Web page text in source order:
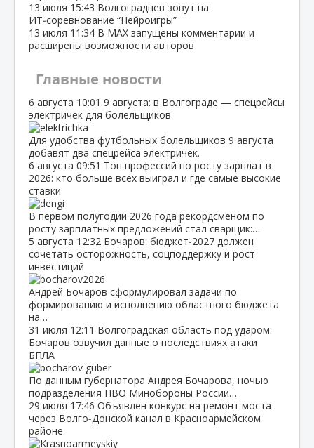
13 июля 15:43 Волгоградцев зовут на
ИТ‑соревнование “Нейроигры”
13 июля 11:34 В МАХ запущены комментарии и
расширены возможности авторов
Главные новости
6 августа 10:01 9 августа: в Волгограде — спецрейсы
электричек для болельщиков
Для удобства футбольных болельщиков 9 августа
добавят два спецрейса электричек.
6 августа 09:51 Топ профессий по росту зарплат в
2026: кто больше всех выиграл и где самые высокие
ставки
В первом полугодии 2026 года рекордсменом по
росту зарплатных предложений стал сварщик:…
5 августа 12:32 Бочаров: бюджет‑2027 должен
сочетать осторожность, соцподдержку и рост
инвестиций
Андрей Бочаров сформулировал задачи по
формированию и исполнению областного бюджета
на…
31 июля 12:11 Волгоградская область под ударом:
Бочаров озвучил данные о последствиях атаки
БПЛА
По данным губернатора Андрея Бочарова, ночью
подразделения ПВО Минобороны России…
29 июля 17:46 Объявлен конкурс на ремонт моста
через Волго‑Донской канал в Красноармейском
районе